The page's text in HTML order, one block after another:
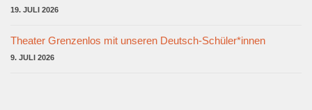
19. JULI 2026
Theater Grenzenlos mit unseren Deutsch-Schüler*innen
9. JULI 2026